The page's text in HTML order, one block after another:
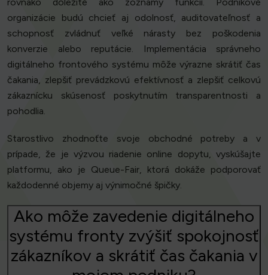
rovnako dôležité ako zoznamy funkcií. Podnikové
organizácie budú chcieť aj odolnosť, auditovateľnosť a
schopnosť zvládnuť veľké nárasty bez poškodenia
konverzie alebo reputácie. Implementácia správneho
digitálneho frontového systému môže výrazne skrátiť čas
čakania, zlepšiť prevádzkovú efektívnosť a zlepšiť celkovú
zákaznícku skúsenosť poskytnutím transparentnosti a
pohodlia.
Starostlivo zhodnoťte svoje obchodné potreby a v
prípade, že je výzvou riadenie online dopytu, vyskúšajte
platformu, ako je Queue-Fair, ktorá dokáže podporovať
každodenné objemy aj výnimočné špičky.
Ako môže zavedenie digitálneho
systému fronty zvýšiť spokojnosť
zákazníkov a skrátiť čas čakania v